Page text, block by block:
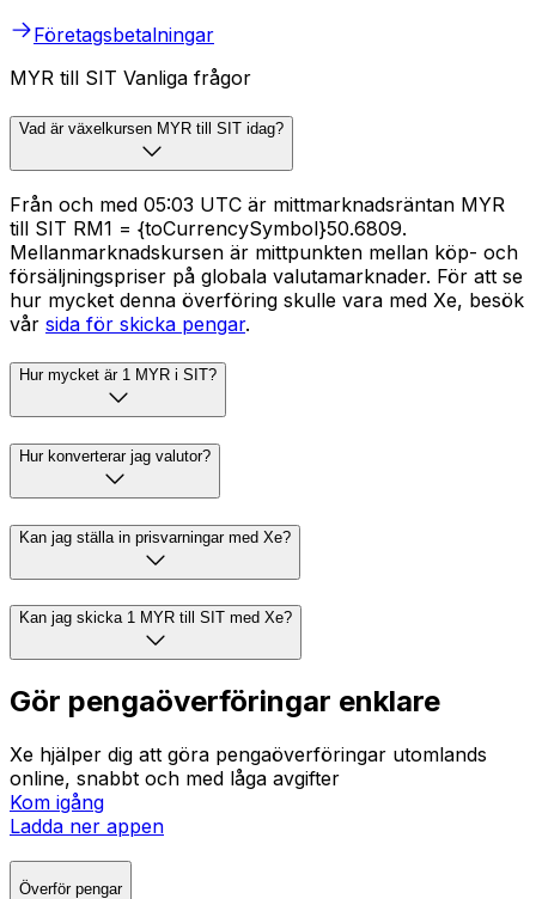
Företagsbetalningar
MYR till SIT Vanliga frågor
Vad är växelkursen MYR till SIT idag?
Från och med 05:03 UTC är mittmarknadsräntan MYR
till SIT RM1 = {toCurrencySymbol}50.6809.
Mellanmarknadskursen är mittpunkten mellan köp- och
försäljningspriser på globala valutamarknader. För att se
hur mycket denna överföring skulle vara med Xe, besök
vår sida för skicka pengar.
Hur mycket är 1 MYR i SIT?
Hur konverterar jag valutor?
Kan jag ställa in prisvarningar med Xe?
Kan jag skicka 1 MYR till SIT med Xe?
Gör pengaöverföringar enklare
Xe hjälper dig att göra pengaöverföringar utomlands
online, snabbt och med låga avgifter
Kom igång
Ladda ner appen
Överför pengar